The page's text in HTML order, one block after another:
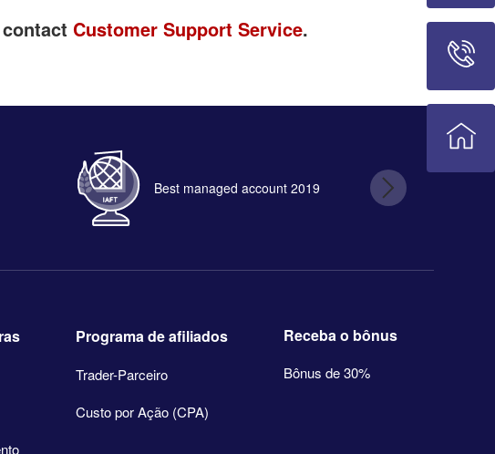
Customer Support Service.
Best managed account 2019
Programa de afiliados
Trader-Parceiro
Custo por Ação (CPA)
Receba o bônus
Bônus de 30%